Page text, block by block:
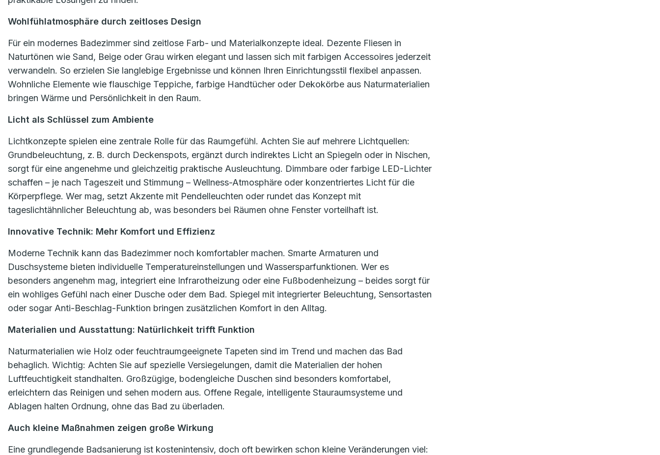
Wohlfühlatmosphäre durch zeitloses Design
Für ein modernes Badezimmer sind zeitlose Farb- und Materialkonzepte ideal. Dezente Fliesen in
Naturtönen wie Sand, Beige oder Grau wirken elegant und lassen sich mit farbigen Accessoires jederzeit
verwandeln. So erzielen Sie langlebige Ergebnisse und können Ihren Einrichtungsstil flexibel anpassen.
Wohnliche Elemente wie flauschige Teppiche, farbige Handtücher oder Dekokörbe aus Naturmaterialien
bringen Wärme und Persönlichkeit in den Raum.
Licht als Schlüssel zum Ambiente
Lichtkonzepte spielen eine zentrale Rolle für das Raumgefühl. Achten Sie auf mehrere Lichtquellen:
Grundbeleuchtung, z. B. durch Deckenspots, ergänzt durch indirektes Licht an Spiegeln oder in Nischen,
sorgt für eine angenehme und gleichzeitig praktische Ausleuchtung. Dimmbare oder farbige LED-Lichter
schaffen – je nach Tageszeit und Stimmung – Wellness-Atmosphäre oder konzentriertes Licht für die
Körperpflege. Wer mag, setzt Akzente mit Pendelleuchten oder rundet das Konzept mit
tageslichtähnlicher Beleuchtung ab, was besonders bei Räumen ohne Fenster vorteilhaft ist.
Innovative Technik: Mehr Komfort und Effizienz
Moderne Technik kann das Badezimmer noch komfortabler machen. Smarte Armaturen und
Duschsysteme bieten individuelle Temperatureinstellungen und Wassersparfunktionen. Wer es
besonders angenehm mag, integriert eine Infrarotheizung oder eine Fußbodenheizung – beides sorgt für
ein wohliges Gefühl nach einer Dusche oder dem Bad. Spiegel mit integrierter Beleuchtung, Sensortasten
oder sogar Anti-Beschlag-Funktion bringen zusätzlichen Komfort in den Alltag.
Materialien und Ausstattung: Natürlichkeit trifft Funktion
Naturmaterialien wie Holz oder feuchtraumgeeignete Tapeten sind im Trend und machen das Bad
behaglich. Wichtig: Achten Sie auf spezielle Versiegelungen, damit die Materialien der hohen
Luftfeuchtigkeit standhalten. Großzügige, bodengleiche Duschen sind besonders komfortabel,
erleichtern das Reinigen und sehen modern aus. Offene Regale, intelligente Stauraumsysteme und
Ablagen halten Ordnung, ohne das Bad zu überladen.
Auch kleine Maßnahmen zeigen große Wirkung
Eine grundlegende Badsanierung ist kostenintensiv, doch oft bewirken schon kleine Veränderungen viel: